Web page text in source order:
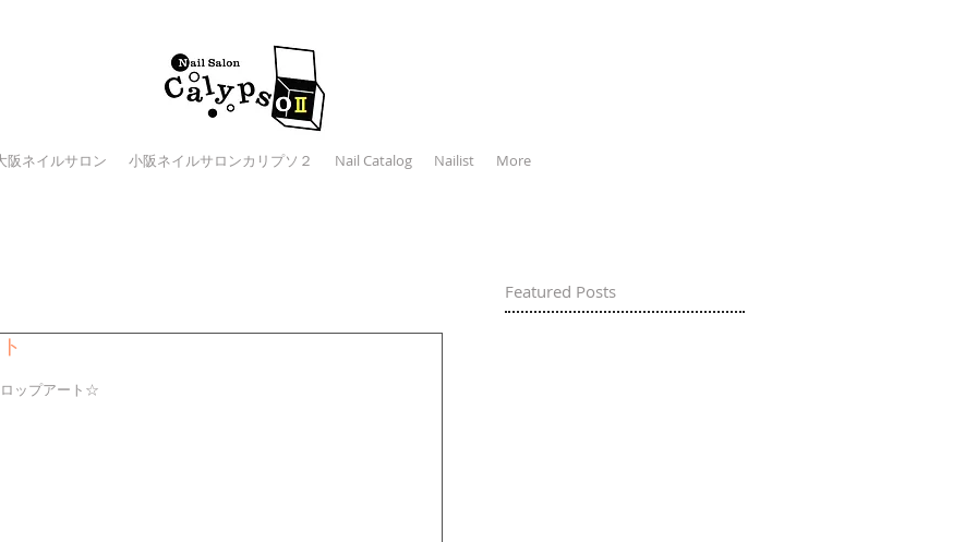
阪ネイルサロン 小阪ネイルサロンカリプソ２ Nail Catalog Nailist More
Featured Posts
ップアート☆